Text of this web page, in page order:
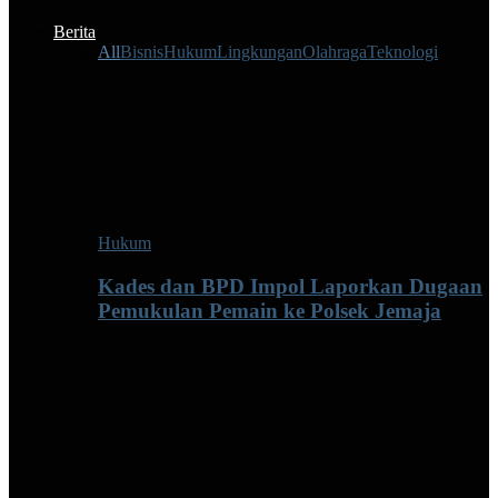
Berita
AllBisnisHukumLingkunganOlahragaTeknologi
Hukum
Kades dan BPD Impol Laporkan Dugaan
Pemukulan Pemain ke Polsek Jemaja